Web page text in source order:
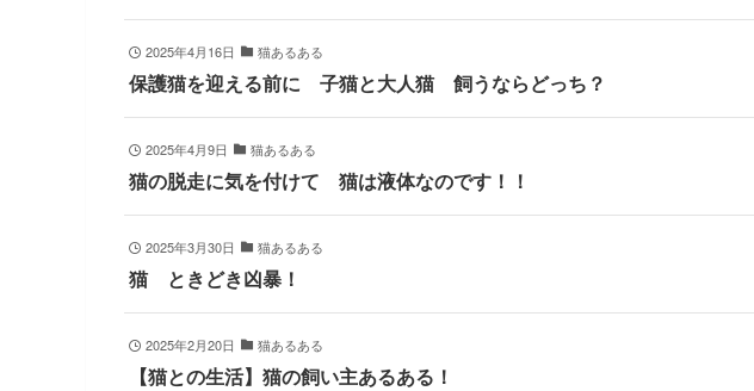
2025年4月16日 猫あるある
保護猫を迎える前に 子猫と大人猫 飼うならどっち？
2025年4月9日 猫あるある
猫の脱走に気を付けて 猫は液体なのです！！
2025年3月30日 猫あるある
猫 ときどき凶暴！
2025年2月20日 猫あるある
【猫との生活】猫の飼い主あるある！